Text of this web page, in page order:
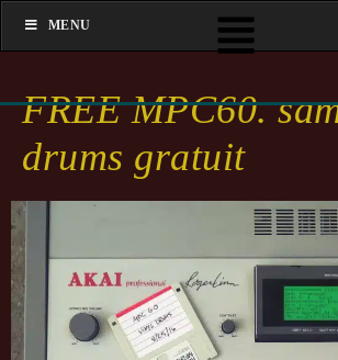
FREE MPC60.
drums gratuit
MENU